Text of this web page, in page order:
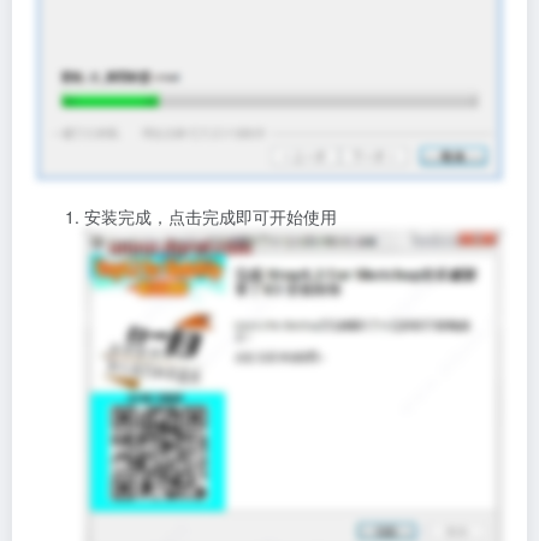
安装完成，点击完成即可开始使用